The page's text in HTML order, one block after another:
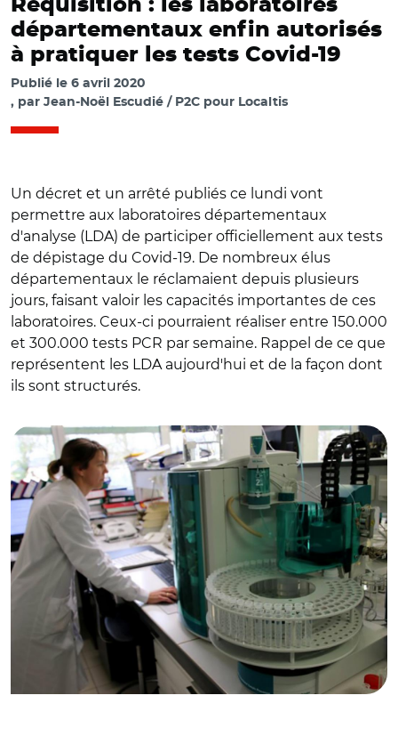
Réquisition : les laboratoires
départementaux enfin autorisés
à pratiquer les tests Covid-19
Publié le 6 avril 2020
par Jean-Noël Escudié / P2C pour Localtis
Un décret et un arrêté publiés ce lundi vont
permettre aux laboratoires départementaux
d'analyse (LDA) de participer officiellement aux tests
de dépistage du Covid-19. De nombreux élus
départementaux le réclamaient depuis plusieurs
jours, faisant valoir les capacités importantes de ces
laboratoires. Ceux-ci pourraient réaliser entre 150.000
et 300.000 tests PCR par semaine. Rappel de ce que
représentent les LDA aujourd'hui et de la façon dont
ils sont structurés.